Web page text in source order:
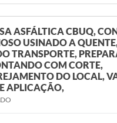
ASFÁLTICA CBUQ,
USINADO A
TRANSPORTE,
COM CORTE,
DO LOCAL,
APLICAÇÃO,